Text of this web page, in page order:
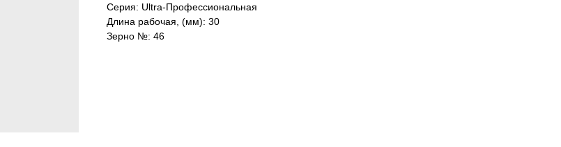
Серия: Ultra-Профессиональная
Длина рабочая, (мм): 30
Зерно №: 46